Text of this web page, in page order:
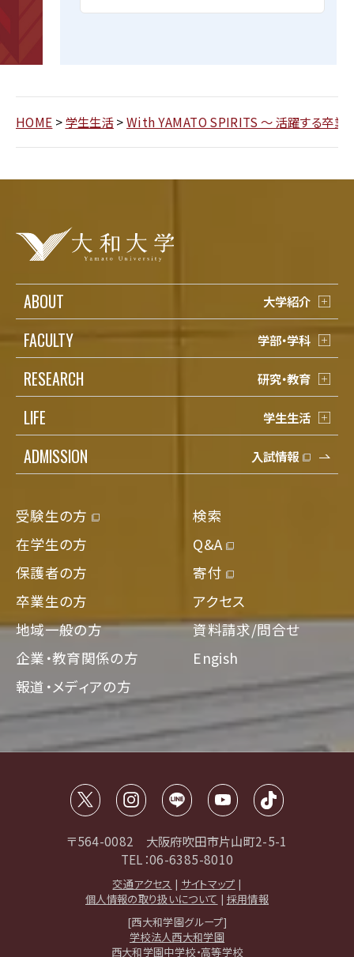
HOME >学生生活>With YAMATO SPIRITS 〜 活躍する卒業
ABOUT 大学紹介
FACULTY 学部・学科
RESEARCH 研究・教育
LIFE 学生生活
ADMISSION 入試情報
受験生の方
在学生の方
保護者の方
卒業生の方
地域一般の方
企業・教育関係の方
報道・メディアの方
検索
Q&A
寄付
アクセス
資料請求/問合せ
Engish
〒564-0082 大阪府吹田市片山町2-5-1
TEL：06-6385-8010
交通アクセス | サイトマップ |
個人情報の取り扱いについて | 採用情報
[西大和学園グループ]
学校法人西大和学園
西大和学園中学校・高等学校